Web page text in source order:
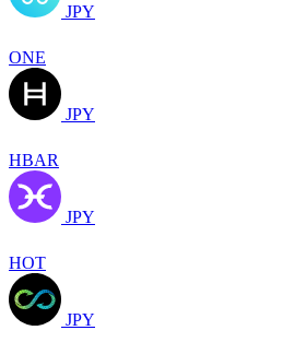
JPY
ONE
JPY
HBAR
JPY
HOT
JPY